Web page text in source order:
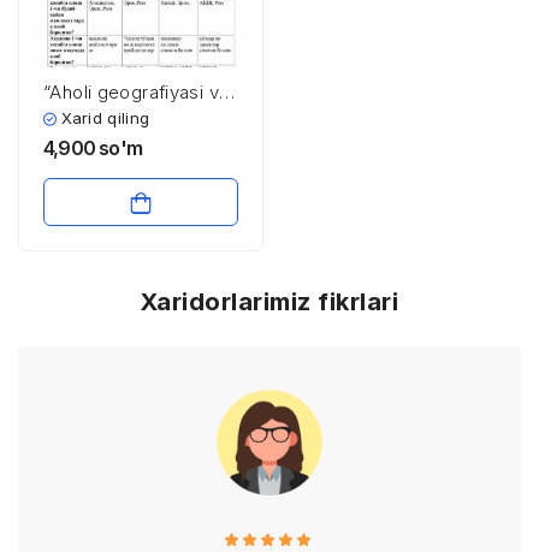
“Aholi geografiyasi va
demografiyasi”
fanidan 2-kurs
Xarid qiling
4,900 so'm
Xaridorlarimiz fikrlari